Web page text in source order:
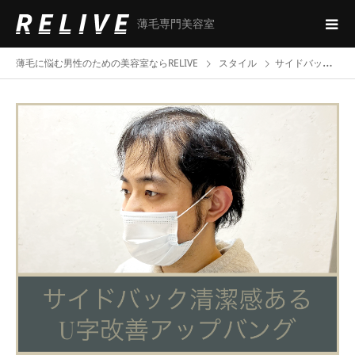
薄毛専門美容室
薄毛に悩む男性のための美容室ならRELIVE スタイル サイドバック清潔感あるU字改善アップバング